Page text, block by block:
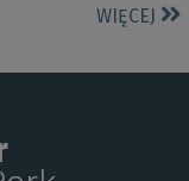
WIĘCEJ